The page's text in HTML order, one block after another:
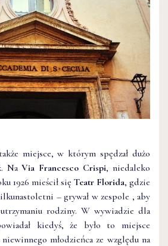
miejsce, w którym spędzał dużo
NaVia Francesco Crispi, niedaleko
1926 mieścił się Teatr Florida, gdzie
– grywał w zespole , aby
rodziny. W wywiadzie dla
kiedyś, że było to miejsce
młodzieńca ze względu na